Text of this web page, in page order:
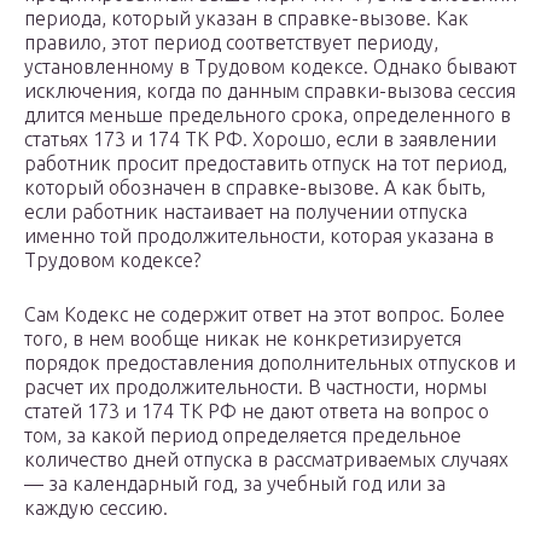
периода, который указан в справке-вызове. Как
правило, этот период соответствует периоду,
установленному в Трудовом кодексе. Однако бывают
исключения, когда по данным справки-вызова сессия
длится меньше предельного срока, определенного в
статьях 173 и 174 ТК РФ. Хорошо, если в заявлении
работник просит предоставить отпуск на тот период,
который обозначен в справке-вызове. А как быть,
если работник настаивает на получении отпуска
именно той продолжительности, которая указана в
Трудовом кодексе?
Сам Кодекс не содержит ответ на этот вопрос. Более
того, в нем вообще никак не конкретизируется
порядок предоставления дополнительных отпусков и
расчет их продолжительности. В частности, нормы
статей 173 и 174 ТК РФ не дают ответа на вопрос о
том, за какой период определяется предельное
количество дней отпуска в рассматриваемых случаях
— за календарный год, за учебный год или за
каждую сессию.